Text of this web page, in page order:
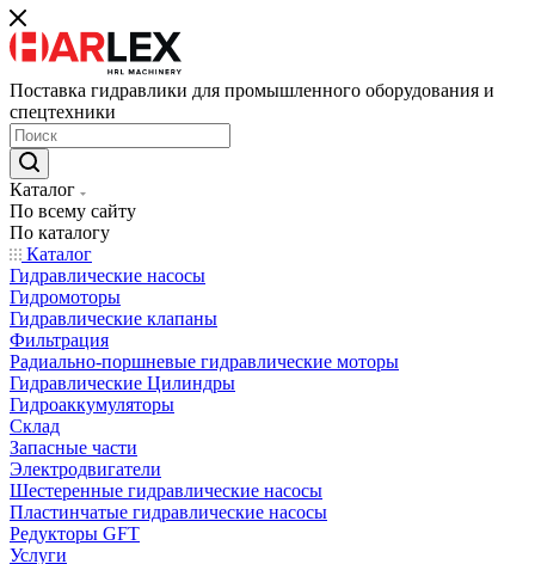
Поставка гидравлики для промышленного оборудования и
спецтехники
Каталог
По всему сайту
По каталогу
Каталог
Гидравлические насосы
Гидромоторы
Гидравлические клапаны
Фильтрация
Радиально-поршневые гидравлические моторы
Гидравлические Цилиндры
Гидроаккумуляторы
Склад
Запасные части
Электродвигатели
Шестеренные гидравлические насосы
Пластинчатые гидравлические насосы
Редукторы GFT
Услуги